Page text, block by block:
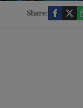
Share: